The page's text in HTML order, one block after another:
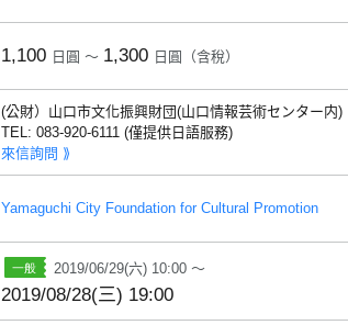
1,100 日圓 ～ 1,300 日圓（含稅）
(公財）山口市文化振興財団(山口情報芸術センター内)
TEL: 083-920-6111 (僅提供日語服務)
來信詢問 ⟫
Yamaguchi City Foundation for Cultural Promotion
2019/06/29(六) 10:00 ～
2019/08/28(三) 19:00